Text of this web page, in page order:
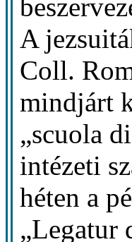
A
Coll.
mindjárt
„scuola
intézeti
héten a
„Legatur